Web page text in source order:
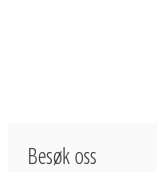
Besøk oss